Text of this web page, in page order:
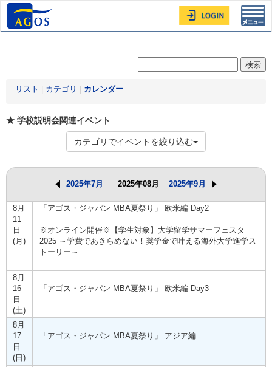
リスト カテゴリ カレンダー
★ 学校説明会関連イベント
カテゴリでイベントを絞り込む
2025年7月 2025年08月 2025年9月
8月
11
日
(月)
「アゴス・ジャパン MBA夏祭り」 欧米編 Day2
※オンライン開催※【学生対象】大学留学サマーフェスタ
2025 ～学費であきらめない！奨学金で叶える海外大学進学ス
トーリー～
8月
16
日
(土)
「アゴス・ジャパン MBA夏祭り」 欧米編 Day3
8月
17
日
(日)
「アゴス・ジャパン MBA夏祭り」 アジア編